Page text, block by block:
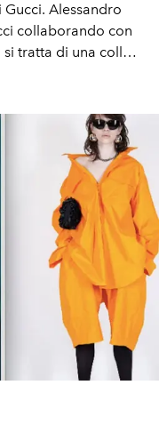
Gucci. Alessandro
collaborando con
tratta di una collab